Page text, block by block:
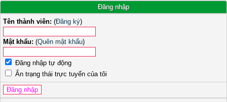
Đăng nhập
Tên thành viên: (Đăng ký)
Mật khẩu: (Quên mật khẩu)
Đăng nhập tự động
Ẩn trạng thái trực tuyến của tôi